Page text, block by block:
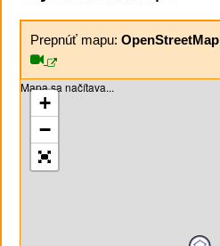
Prepnúť mapu: OpenStreetMap
Mapa sa načítava...
+
−